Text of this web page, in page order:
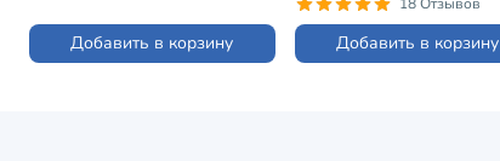
Добавить в корзину Добавить в корзину